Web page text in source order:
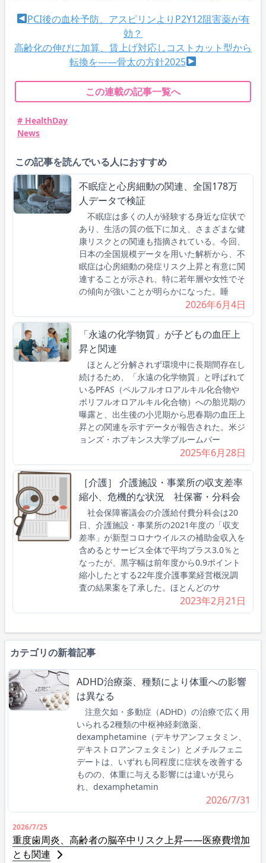
PCI後の血栓予防、アスピリンよりP2Y12阻害薬が有
効？
高齢化の伸びに加算、賃上げ対応しコストカット型から
転換を――骨太の方針2025
この連載の記事一覧へ
# HealthDay
News
この記事を読んでいる人におすすめ
不眠症と心房細動の関連、全国178万
人データで検証
不眠症は多くの人が経験する身近な症状で
あり、生活の質の低下に加え、さまざまな健
康リスクとの関連も指摘されている。今回、
日本の全国規模データを用いた解析から、不
眠症は心房細動の発症リスク上昇と有意に関
連することが示され、特に若年層や女性でそ
の傾向が強いことが明らかになった。睡
2026年6月4日
「永遠の化学物質」が子どもの血圧上
昇と関連
ほとんど分解されず環境中に長期間存在し
続けるため、「永遠の化学物質」と呼ばれて
いるPFAS（ペルフルオロアルキル化合物や
ポリフルオロアルキル化合物）への胎児期の
曝露と、出生後の小児期から思春期の血圧上
昇との関連を示すデータが報告された。米ジ
ョンズ・ホプキンス大学ブルームバー
2025年6月28日
［介護］ 介護施設・事業所の収支差率
縮小、危機的な状況 社保審・分科会
社会保障審議会の介護給付費分科会は20
日、介護施設・事業所の2021年度の「収支
差率」が新型コロナウイルスの補助金収入を
含めるとサービス全体で平均プラス3.0％と
なったが、黒字幅は前年度から0.9ポイント
縮小したとする22年度介護事業経営概況調
査の結果案を了承した。ほとんどのサ
2023年2月21日
カテゴリの新着記事
ADHD治療薬、種類により体重への影響
は異なる
注意欠如・多動症（ADHD）の治療で広く用
いられる2種類の中枢神経刺激薬、
dexamphetamine（デキサアンフェタミン、
デキストロアンフェタミン）とメチルフェニ
デートは、いずれも同程度に症状を改善する
ものの、体重に与える影響には違いが見ら
れ、dexamphetamin
2026/7/31
2026/7/25
重度歯周炎、高齢者の脳卒中リスク上昇――医療費増加
とも関連